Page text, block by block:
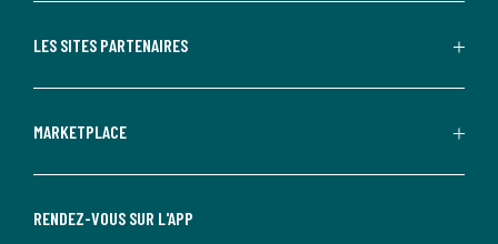
LES SITES PARTENAIRES
MARKETPLACE
RENDEZ-VOUS SUR L'APP